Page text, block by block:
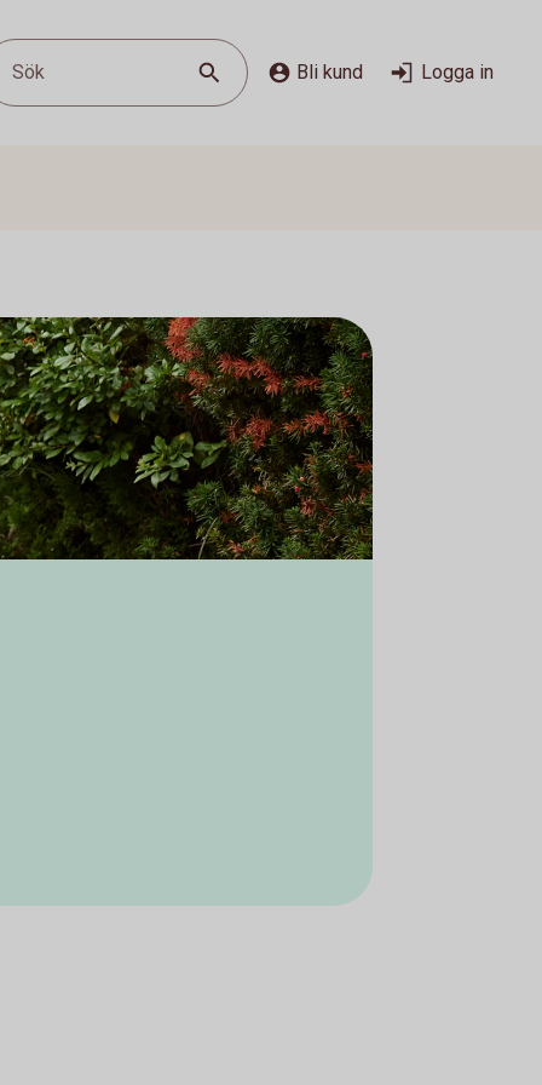
Sök Bli kund Logga in